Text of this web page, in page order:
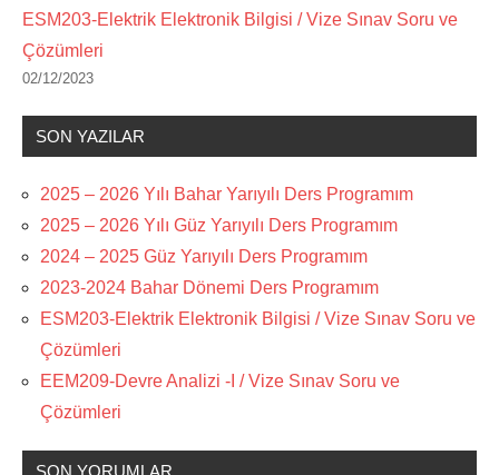
ESM203-Elektrik Elektronik Bilgisi / Vize Sınav Soru ve
Çözümleri
02/12/2023
SON YAZILAR
2025 – 2026 Yılı Bahar Yarıyılı Ders Programım
2025 – 2026 Yılı Güz Yarıyılı Ders Programım
2024 – 2025 Güz Yarıyılı Ders Programım
2023-2024 Bahar Dönemi Ders Programım
ESM203-Elektrik Elektronik Bilgisi / Vize Sınav Soru ve
Çözümleri
EEM209-Devre Analizi -I / Vize Sınav Soru ve
Çözümleri